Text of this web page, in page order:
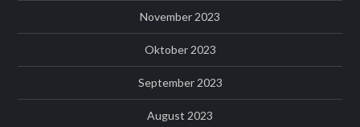
November 2023
Oktober 2023
September 2023
August 2023